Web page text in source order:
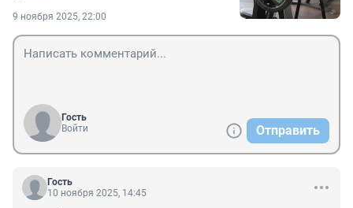
9 ноября 2025, 22:00
Гость
Войти
Отправить
Гость
10 ноября 2025, 14:45